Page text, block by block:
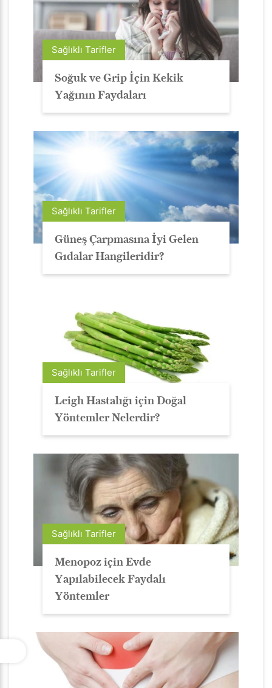
Sağlıklı Tarifler
Soğuk ve Grip İçin Kekik
Yağının Faydaları
Sağlıklı Tarifler
Güneş Çarpmasına İyi Gelen
Gıdalar Hangileridir?
Sağlıklı Tarifler
Leigh Hastalığı için Doğal
Yöntemler Nelerdir?
Sağlıklı Tarifler
Menopoz için Evde
Yapılabilecek Faydalı
Yöntemler